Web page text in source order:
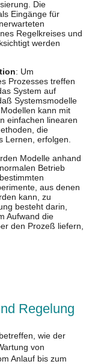
Die
Eingänge für
Regelkreises und
werden
: Um
Prozesses treffen
System auf
Systemsmodelle
kann mit
einfachen linearen
die
Lernen, erfolgen.
Modelle anhand
Betrieb
aus denen
kann, zu
besteht darin,
Aufwand die
den Prozeß liefern,
Regelung
wie der
von
Anlauf bis zum